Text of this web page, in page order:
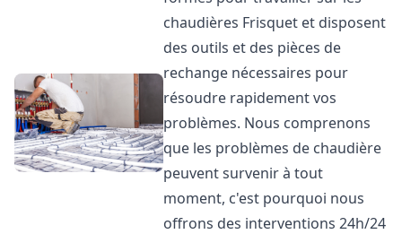
chaudières Frisquet et disposent
des outils et des pièces de
rechange nécessaires pour
résoudre rapidement vos
problèmes. Nous comprenons
que les problèmes de chaudière
peuvent survenir à tout
moment, c'est pourquoi nous
offrons des interventions 24h/24